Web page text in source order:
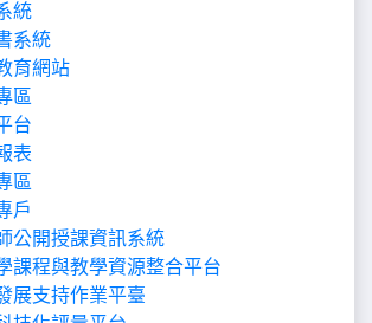
統
系統
育網站
區
台
表
區
戶
公開授課資訊系統
課程與教學資源整合平台
展支持作業平臺